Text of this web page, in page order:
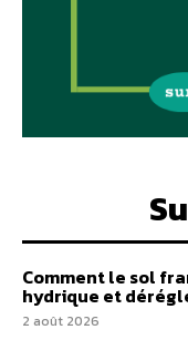
Comment le sol
hydrique et
2 août 2026